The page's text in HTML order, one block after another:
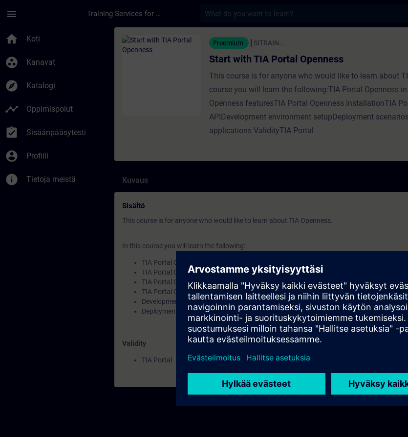
menu Training Services for Digital Industries
home Koti
group_work Kanavat
explore Katalogi
timeline Oppimispolut
assignment_turned_in Sisäänpääsytesti
account_circle Profiili
info Tietoja meistä
Kurssi - Start with TIA Portal Openness - Koulutus -
Freemium SITRAIN-...
Start with TIA Portal Openness
This course is for anyone who would like to learn about
course you will learn the following:TIA Portal Openness
Openness featuresTIA Portal Openness installationTIA
APIDevelopment environment setupDeployment
applications ValidityTIA Portal
Kuvaus
Sisältö
This course is for anyone who would like to learn about TIA Openness.
In this course you will learn the following:
TIA Portal Openness in general
TIA Portal Openness features
TIA Portal Openness installation
TIA Portal Openness API
Development environment setup
Deployment scenarios for openness applications
Validity
TIA Portal